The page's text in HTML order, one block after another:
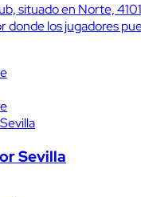
situado en Norte,
donde los jugadores
Sevilla